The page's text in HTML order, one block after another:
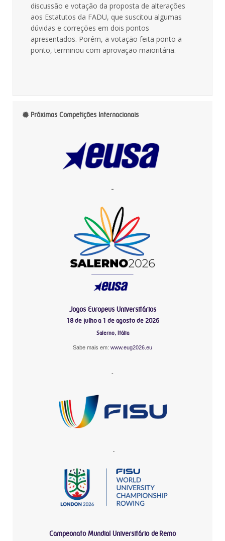
discussão e votação da proposta de alterações
aos Estatutos da FADU, que suscitou algumas
dúvidas e correções em dois pontos
apresentados. Porém, a votação feita ponto a
ponto, terminou com aprovação maioritária.
Próximas Competições Internacionais
-
Jogos Europeus Universitários
18 de julho a 1 de agosto de 2026
Salerno, Itália
Sabe mais em: www.eug2026.eu
-
-
Campeonato Mundial Universitário de Remo